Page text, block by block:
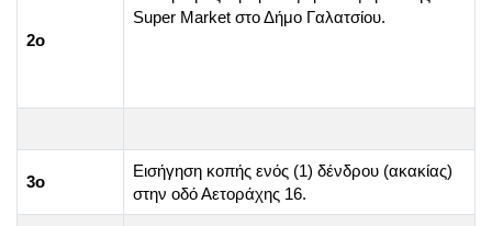
2ο
Super Market στο Δήμο Γαλατσίου.
3ο
Εισήγηση κοπής ενός (1) δένδρου (ακακίας)
στην οδό Αετοράχης 16.